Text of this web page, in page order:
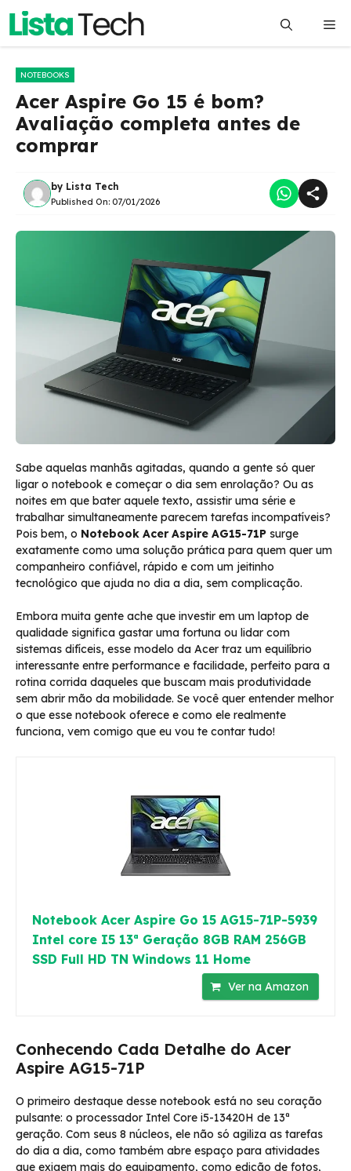
Pular
o
NOTEBOOKS
Acer Aspire Go 15 é bom?
Avaliação completa antes de
comprar
by Lista Tech
Published On: 07/01/2026
Sabe aquelas manhãs agitadas, quando a gente só quer
ligar o notebook e começar o dia sem enrolação? Ou as
noites em que bater aquele texto, assistir uma série e
trabalhar simultaneamente parecem tarefas incompatíveis?
Pois bem, o Notebook Acer Aspire AG15-71P surge
exatamente como uma solução prática para quem quer um
companheiro confiável, rápido e com um jeitinho
tecnológico que ajuda no dia a dia, sem complicação.
Embora muita gente ache que investir em um laptop de
qualidade significa gastar uma fortuna ou lidar com
sistemas difíceis, esse modelo da Acer traz um equilíbrio
interessante entre performance e facilidade, perfeito para a
rotina corrida daqueles que buscam mais produtividade
sem abrir mão da mobilidade. Se você quer entender melhor
o que esse notebook oferece e como ele realmente
funciona, vem comigo que eu vou te contar tudo!
Notebook Acer Aspire Go 15 AG15-71P-5939
Intel core I5 13ª Geração 8GB RAM 256GB
SSD Full HD TN Windows 11 Home
Ver na Amazon
Conhecendo Cada Detalhe do Acer
Aspire AG15-71P
O primeiro destaque desse notebook está no seu coração
pulsante: o processador Intel Core i5-13420H de 13ª
geração. Com seus 8 núcleos, ele não só agiliza as tarefas
do dia a dia, como também abre espaço para atividades
que exigem mais do equipamento, como edição de fotos,